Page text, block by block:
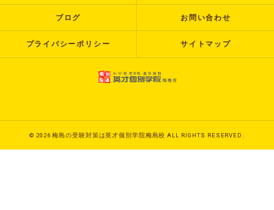
ブログ お問い合わせ
プライバシーポリシー サイトマップ
© 2026 梅島の受験対策は英才個別学院梅島校 ALL RIGHTS RESERVED.